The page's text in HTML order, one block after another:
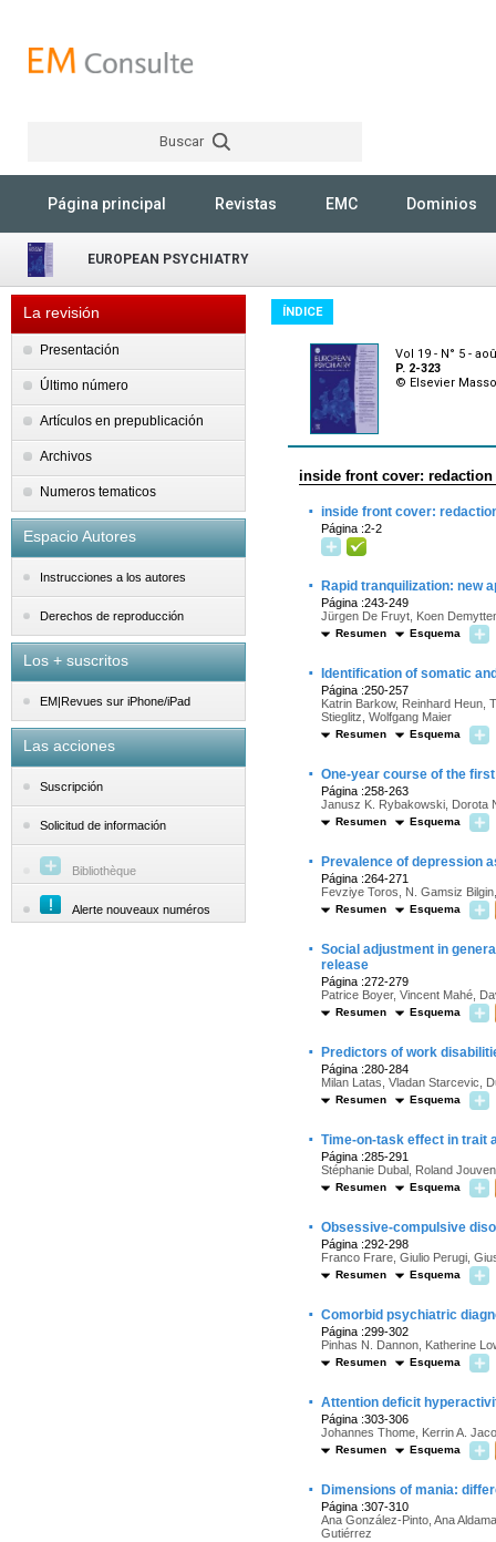
Buscar
Página principal Revistas EMC Dominios
EUROPEAN PSYCHIATRY
La revisión
Presentación
Último número
Artículos en prepublicación
Archivos
Numeros tematicos
Espacio Autores
Instrucciones a los autores
Derechos de reproducción
Los + suscritos
EM|Revues sur iPhone/iPad
Las acciones
Suscripción
Solicitud de información
Bibliothèque
Alerte nouveaux numéros
ÍNDICE
Vol 19 - N° 5 -
P. 2-323
© Elsevier
inside front cover:
· inside front cover:
Página :2-2
· Rapid tranquilization: new
Página :243-249
Jürgen De Fruyt, Koen
Resumen Esquema
· Identification of somatic
Página :250-257
Katrin Barkow, Reinhard Heun,
Stieglitz, Wolfgang Maier
Resumen Esquema
· One-year course of the
Página :258-263
Janusz K. Rybakowski, Dorota
Resumen Esquema
· Prevalence of depression
Página :264-271
Fevziye Toros, N. Gamsiz
Resumen Esquema
· Social adjustment in
release
Página :272-279
Patrice Boyer, Vincent Mahé,
Resumen Esquema
· Predictors of work
Página :280-284
Milan Latas, Vladan Starcevic,
Resumen Esquema
· Time-on-task effect in trait
Página :285-291
Stéphanie Dubal, Roland
Resumen Esquema
· Obsessive-compulsive
Página :292-298
Franco Frare, Giulio Perugi,
Resumen Esquema
· Comorbid psychiatric
Página :299-302
Pinhas N. Dannon, Katherine
Resumen Esquema
· Attention deficit
Página :303-306
Johannes Thome, Kerrin A.
Resumen Esquema
· Dimensions of mania:
Página :307-310
Ana González-Pinto, Ana
Gutiérrez